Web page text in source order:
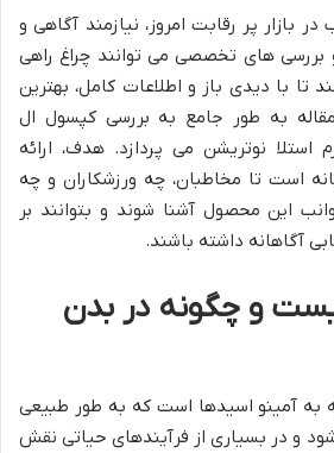
بازار پر رقابت امروز، نیازمند آگاهی و
های تخصصی می توانند چراغ راهی
تا با دیدی باز و اطلاعات کامل، بهترین
به طور جامع به بررسی کپسول ال
میلی گرم استلا نوتریشن می پردازد. هدف، ارائه
است تا مخاطبان، چه ورزشکاران و چه
این محصول آشنا شوند و بتوانند بر
آگاهانه داشته باشند.
و چگونه در بدن
به آمینو اسیدها است که به طور طبیعی
و در بسیاری از فرآیندهای حیاتی نقش